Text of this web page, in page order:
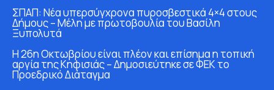
ΣΠΑΠ: Νέα υπερσύγχρονα πυροσβεστικά 4×4 στους
Δήμους – Μέλη με πρωτοβουλία του Βασίλη
Ξυπολυτά
Η 26η Οκτωβρίου είναι πλέον και επίσημα η τοπική
αργία της Κηφισιάς – Δημοσιεύτηκε σε ΦΕΚ το
Προεδρικό Διάταγμα